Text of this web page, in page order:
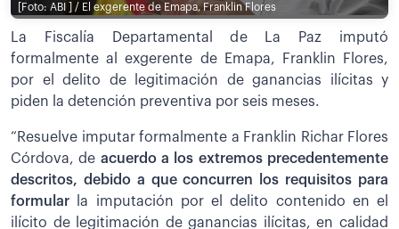
[Foto: ABI ] / El exgerente de Emapa, Franklin Flores
La Fiscalía Departamental de La Paz imputó
formalmente al exgerente de Emapa, Franklin Flores,
por el delito de legitimación de ganancias ilícitas y
piden la detención preventiva por seis meses.
“Resuelve imputar formalmente a Franklin Richar Flores
Córdova, de acuerdo a los extremos precedentemente
descritos, debido a que concurren los requisitos para
formular
la imputación por el delito contenido en el
ilícito de legitimación de ganancias ilícitas, en calidad